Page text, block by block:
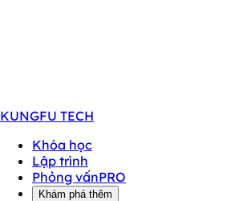
KUNGFU TECH
Khóa học
Lập trình
Phỏng vấnPRO
Khám phá thêm